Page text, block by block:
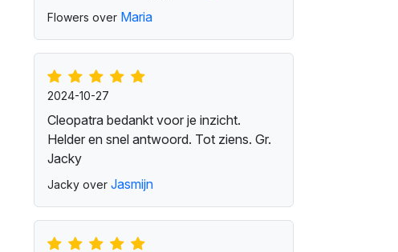
Flowers over Maria
2024-10-27
Cleopatra bedankt voor je inzicht.
Helder en snel antwoord. Tot ziens. Gr.
Jacky
Jacky over Jasmijn